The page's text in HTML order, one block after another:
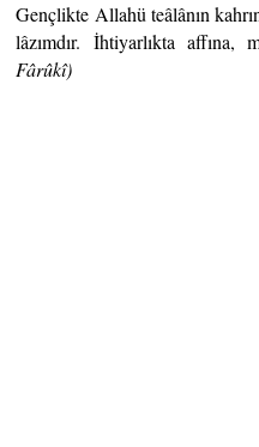
Gençlikte Allahü teâlânın
lâzımdır. İhtiyarlıkta affına,
Fârûkî)